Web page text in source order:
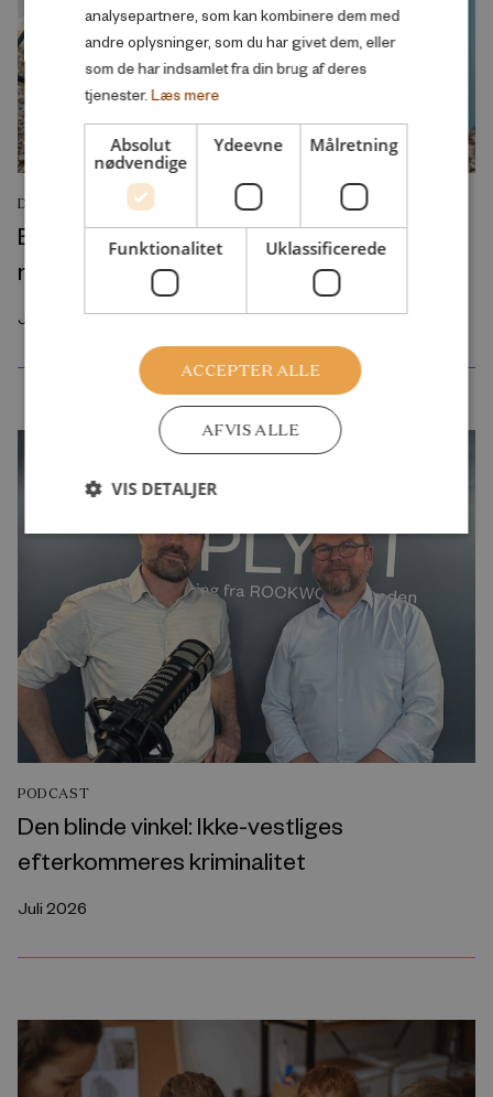
DEBATINDLÆG
Byggelegepladser rammer en svaghed i
moderne børneliv
Juli 2026
PODCAST
Den blinde vinkel: Ikke-vestliges
efterkommeres kriminalitet
Juli 2026
analysepartnere, som kan kombinere dem med
andre oplysninger, som du har givet dem, eller
som de har indsamlet fra din brug af deres
tjenester. Læs mere
Absolut
nødvendige
Ydeevne Målretning
Funktionalitet Uklassificerede
ACCEPTER ALLE
AFVIS ALLE
VIS DETALJER